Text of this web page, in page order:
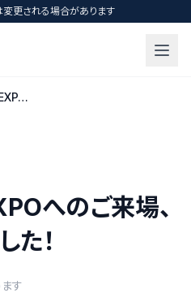
更される場合があります
へのご来場、
た！
す